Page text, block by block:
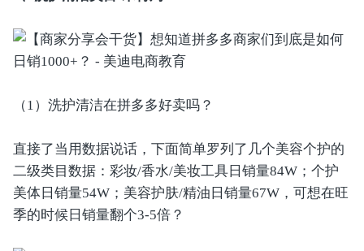
（1）洗护清洁在拼多多好卖吗？
直接了当用数据说话，下面简单罗列了几个美容个护的
二级类目数据：彩妆/香水/美妆工具日销量84W；个护
美体日销量54W；美容护肤/精油日销量67W，可想在旺
季的时候日销量翻个3-5倍？